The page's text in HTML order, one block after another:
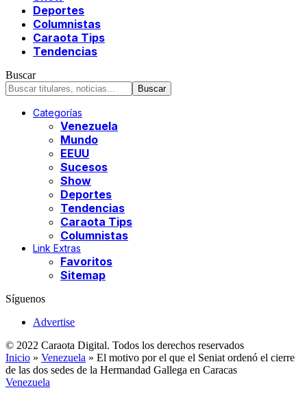
Deportes
Columnistas
Caraota Tips
Tendencias
Buscar
Categorías
Venezuela
Mundo
EEUU
Sucesos
Show
Deportes
Tendencias
Caraota Tips
Columnistas
Link Extras
Favoritos
Sitemap
Síguenos
Advertise
© 2022 Caraota Digital. Todos los derechos reservados
Inicio » Venezuela » El motivo por el que el Seniat ordenó el cierre
de las dos sedes de la Hermandad Gallega en Caracas
Venezuela